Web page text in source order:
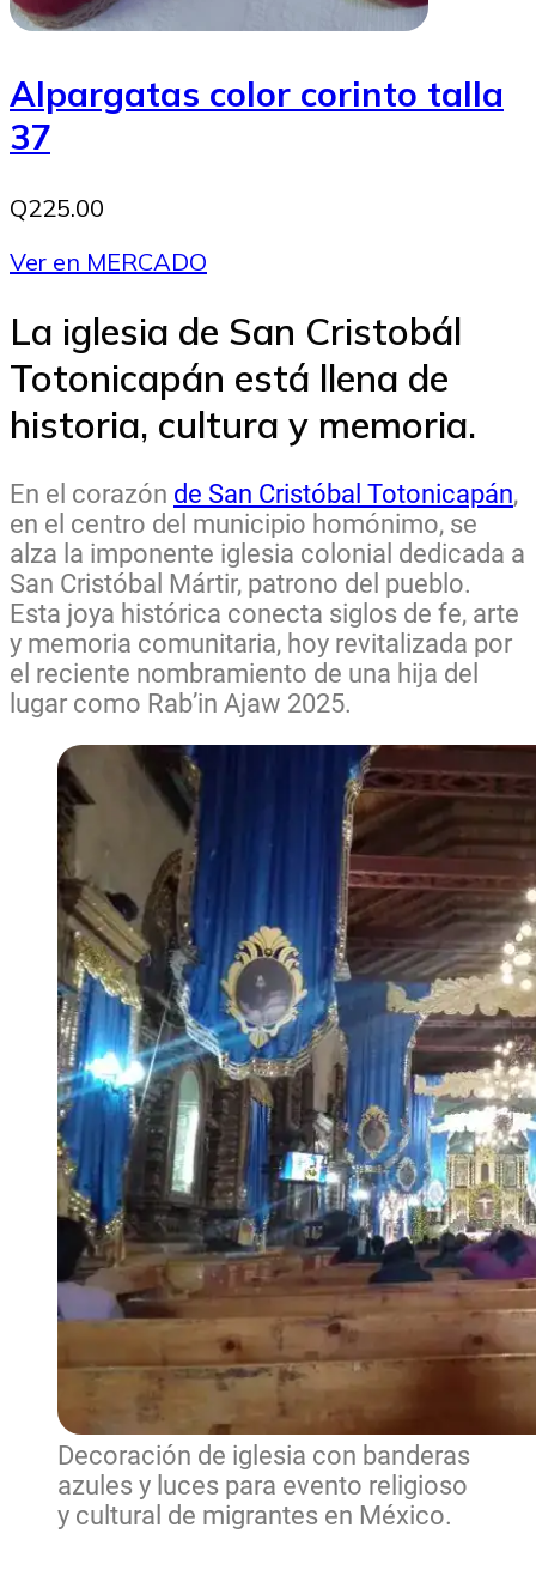
Alpargatas color corinto talla
37
Q225.00
Ver en MERCADO
La iglesia de San Cristobál
Totonicapán está llena de
historia, cultura y memoria.
En el corazón de San Cristóbal Totonicapán,
en el centro del municipio homónimo, se
alza la imponente iglesia colonial dedicada a
San Cristóbal Mártir, patrono del pueblo.
Esta joya histórica conecta siglos de fe, arte
y memoria comunitaria, hoy revitalizada por
el reciente nombramiento de una hija del
lugar como Rab’in Ajaw 2025.
Decoración de iglesia con banderas
azules y luces para evento religioso
y cultural de migrantes en México.